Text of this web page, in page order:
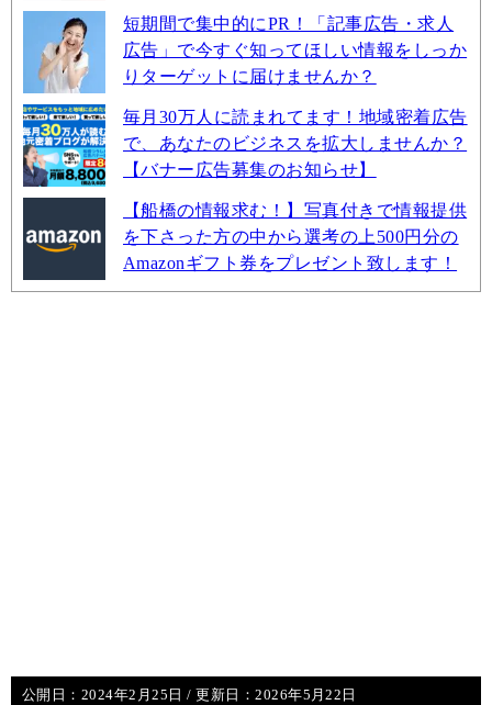
短期間で集中的にPR！「記事広告・求人
広告」で今すぐ知ってほしい情報をしっか
りターゲットに届けませんか？
毎月30万人に読まれてます！地域密着広告
で、あなたのビジネスを拡大しませんか？
【バナー広告募集のお知らせ】
【船橋の情報求む！】写真付きで情報提供
を下さった方の中から選考の上500円分の
Amazonギフト券をプレゼント致します！
公開日： 2024年2月25日 / 更新日：2026年5月22日